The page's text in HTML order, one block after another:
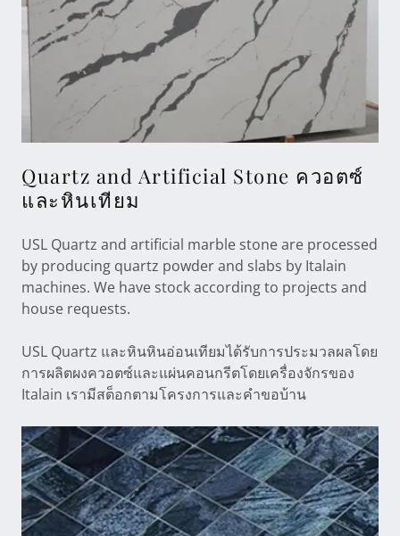
Quartz and Artificial Stone ควอตซ์
และหินเทียม
USL Quartz and artificial marble stone are processed
by producing quartz powder and slabs by Italain
machines. We have stock according to projects and
house requests.
USL Quartz และหินหินอ่อนเทียมได้รับการประมวลผลโดย
การผลิตผงควอตซ์และแผ่นคอนกรีตโดยเครื่องจักรของ
Italain เรามีสต็อกตามโครงการและคำขอบ้าน